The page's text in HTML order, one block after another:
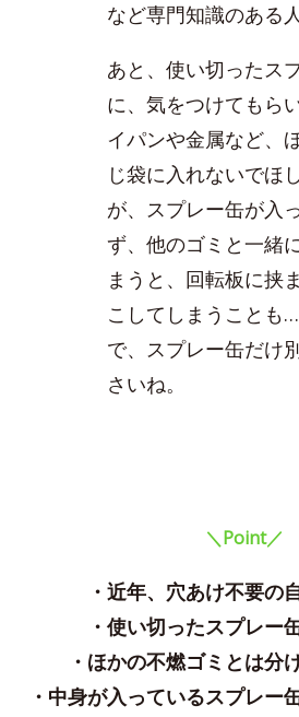
など専門知識のある
あと、使い切ったス
に、気をつけてもら
イパンや金属など、
じ袋に入れないでほ
が、スプレー缶が入
ず、他のゴミと一緒
まうと、回転板に挟
こしてしまうことも
で、スプレー缶だけ
さいね。
＼Point／
・近年、穴あけ不要の
・使い切ったスプレー
・ほかの不燃ゴミとは分
・中身が入っているスプレー